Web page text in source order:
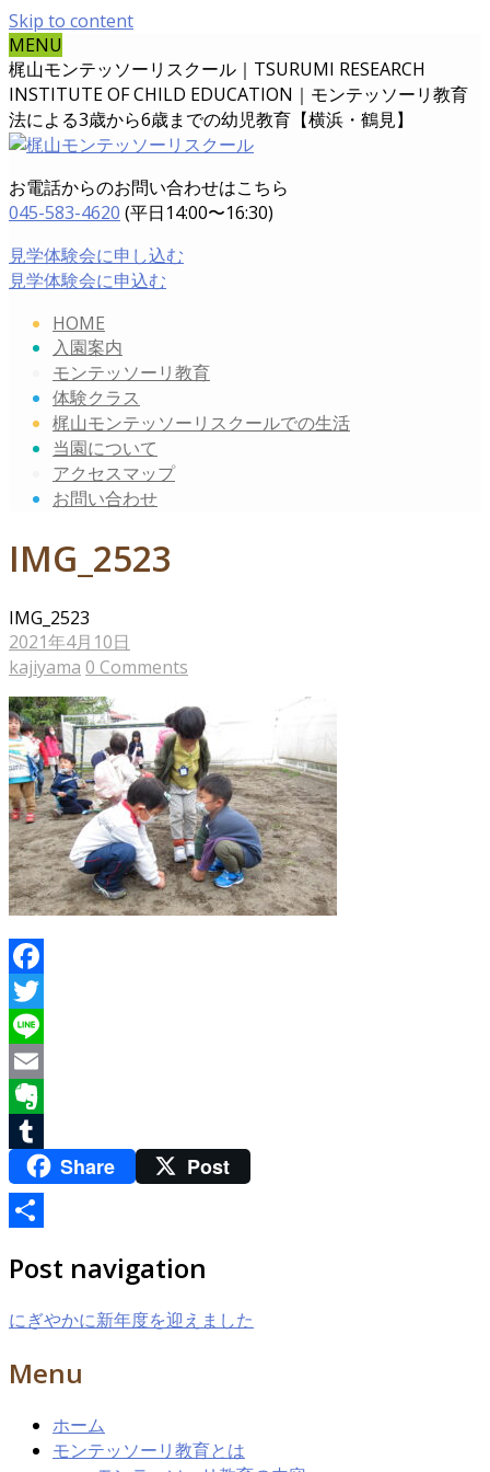
Skip to content
MENU
梶山モンテッソーリスクール｜TSURUMI RESEARCH
INSTITUTE OF CHILD EDUCATION｜ モンテッソーリ教育
法による3歳から6歳までの幼児教育【横浜・鶴見】
お電話からのお問い合わせはこちら
045-583-4620 (平日14:00〜16:30)
見学体験会に申し込む
見学体験会に申込む
HOME
入園案内
モンテッソーリ教育
体験クラス
梶山モンテッソーリスクールでの生活
当園について
アクセスマップ
お問い合わせ
IMG_2523
IMG_2523
2021年4月10日
kajiyama 0 Comments
Facebook
Twitter
Line
Email
Evernote
TumblrShare Post
有
Post navigation
にぎやかに新年度を迎えました
Menu
ホーム
モンテッソーリ教育とは